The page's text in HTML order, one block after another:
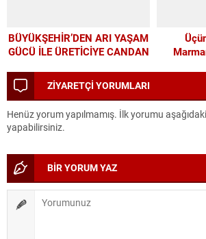
BÜYÜKŞEHİR’DEN ARI YAŞAM
GÜCÜ İLE ÜRETİCİYE CANDAN
ZİYARETÇİ YORUMLARI
Henüz yorum yapılmamış. İlk yorumu
yapabilirsiniz.
BİR YORUM YAZ